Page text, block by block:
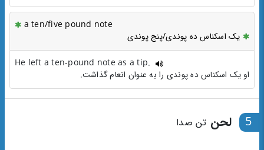
a ten/five pound note
یک اسکناس ده پوندی/پنج پوندی
He left a ten-pound note as a tip.
او یک اسکناس ده پوندی را به عنوان انعام گذاشت.
5 لحن تن صدا